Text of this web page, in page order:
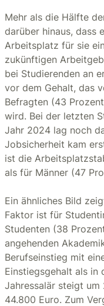
Mehr als die Hälfte
darüber hinaus, dass
Arbeitsplatz für sie
zukünftigen
bei Studierenden an
vor dem Gehalt, das
Befragten (43
wird. Bei der letzten
Jahr 2024 lag noch
Jobsicherheit kam
ist die
als für Männer (47
Ein ähnliches Bild
Faktor ist für
Studenten (38
angehenden
Berufseinstieg mit
Einstiegsgehalt als in
Jahressalär steigt um
44.800 Euro. Zum